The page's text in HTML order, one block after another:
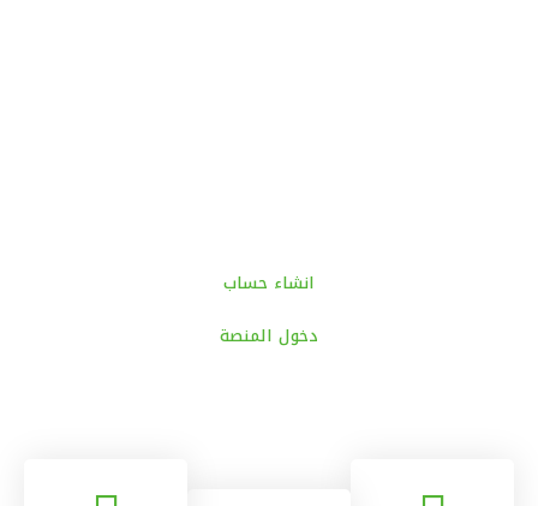
انشاء حساب
دخول المنصة